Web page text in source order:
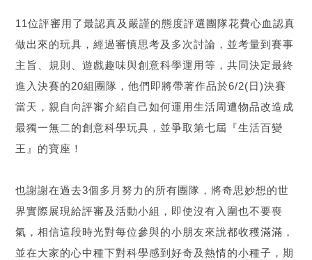
11位評審用了最認真及嚴謹的態度評選團隊花費心血認真
做出來的玩具，經過審慎思考及多次討論，並考量到賽事
主旨、規則、遊戲趣味與創意科學運用等，共同決定最終
進入決賽的20組團隊，他們即將帶著作品於6/2(日)決賽
當天，親自向評審介紹自己如何運用生活周遭物品改造成
最獨一無二的創意科學玩具，並爭取第七屆『生活百變
王』的寶座！
也謝謝在過去3個多月努力的所有團隊，將奇思妙想的世
界實際展現給評審及活動小組，即使沒有入圍也不要喪
氣，相信這段時光對每位參與的小朋友來說都收穫滿滿，
並在大家的心中種下對科學感到好奇及熱情的小種子，期